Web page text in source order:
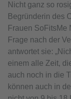
Nicht ganz so
Begründerin des
Frauen SoFitsMe
Frage nach der
antwortet sie:
einem alle Zeit,
auch noch in die
können auch in